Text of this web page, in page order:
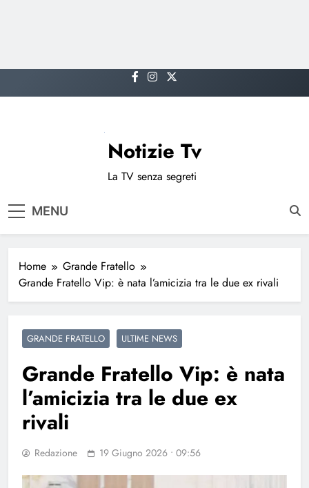
to
Notizie Tv
La TV senza segreti
MENU
Home
Grande Fratello
Grande Fratello Vip: è nata l’amicizia tra le due ex rivali
GRANDE FRATELLO ULTIME NEWS
Grande Fratello Vip: è nata
l’amicizia tra le due ex
rivali
Redazione 19 Giugno 2026 • 09:56